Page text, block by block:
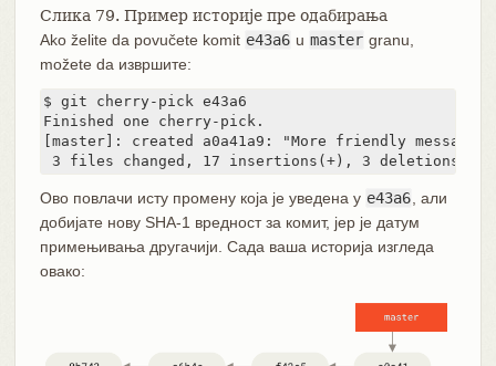
Слика 79. Пример историје пре одабирања
Ako želite da povučete komit e43a6 u master granu,
možete da извршите:
$ git cherry-pick e43a6
Finished one cherry-pick.
[master]: created a0a41a9: "More friendly
3 files changed, 17 insertions(+), 3 deletions(-)
Ово повлачи исту промену која је уведена у e43a6 , али
добијате нову SHA-1 вредност за комит, јер је датум
примењивања другачији. Сада ваша историја изгледа
овако: